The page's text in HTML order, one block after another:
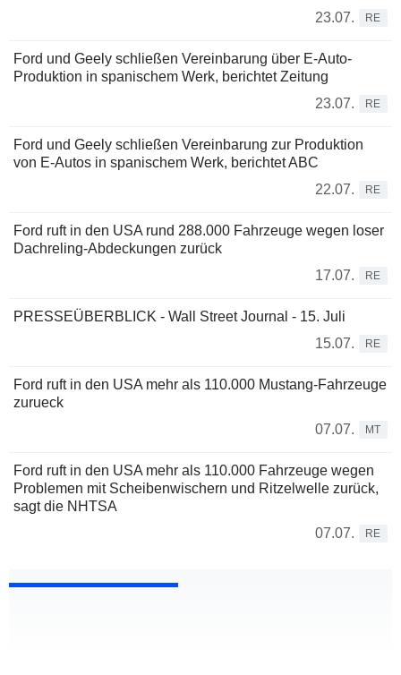
23.07.
RE
Ford und Geely schließen Vereinbarung über E-Auto-
Produktion in spanischem Werk, berichtet Zeitung
23.07.
RE
Ford und Geely schließen Vereinbarung zur Produktion
von E-Autos in spanischem Werk, berichtet ABC
22.07.
RE
Ford ruft in den USA rund 288.000 Fahrzeuge wegen loser
Dachreling-Abdeckungen zurück
17.07.
RE
PRESSEÜBERBLICK - Wall Street Journal - 15. Juli
15.07.
RE
Ford ruft in den USA mehr als 110.000 Mustang-Fahrzeuge
zurueck
07.07.
MT
Ford ruft in den USA mehr als 110.000 Fahrzeuge wegen
Problemen mit Scheibenwischern und Ritzelwelle zurück,
sagt die NHTSA
07.07.
RE